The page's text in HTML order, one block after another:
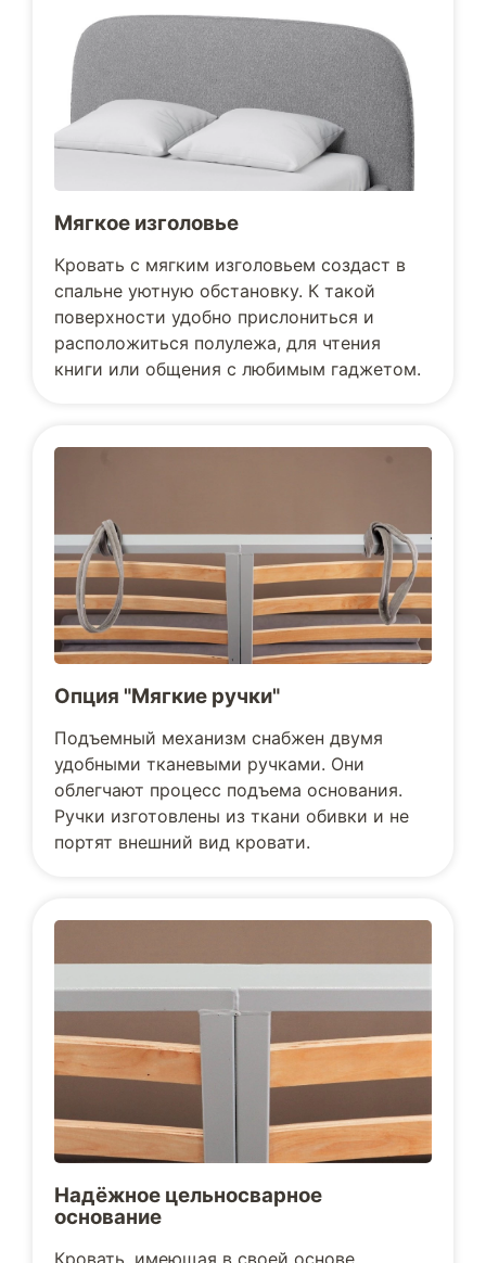
Мягкое изголовье
Кровать с мягким изголовьем создаст в
спальне уютную обстановку. К такой
поверхности удобно прислониться и
расположиться полулежа, для чтения
книги или общения с любимым гаджетом.
Опция "Мягкие ручки"
Подъемный механизм снабжен двумя
удобными тканевыми ручками. Они
облегчают процесс подъема основания.
Ручки изготовлены из ткани обивки и не
портят внешний вид кровати.
Надёжное цельносварное
основание
Кровать, имеющая в своей основе